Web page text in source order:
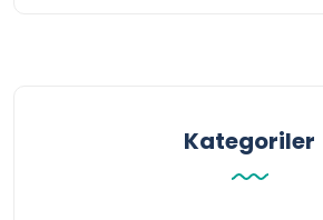
Kategoriler